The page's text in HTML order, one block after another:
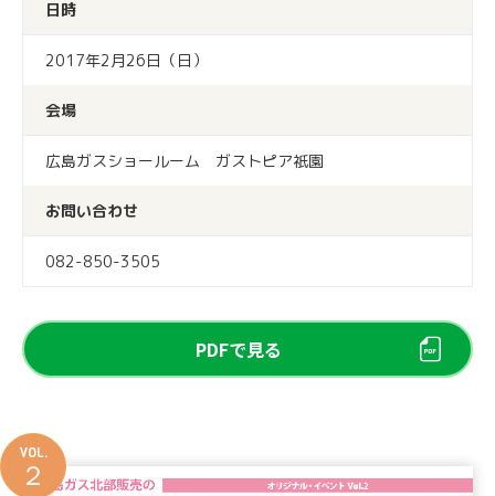
日時
2017年2月26日（日）
会場
広島ガスショールーム ガストピア祇園
お問い合わせ
082-850-3505
PDFで見る
VOL.
２